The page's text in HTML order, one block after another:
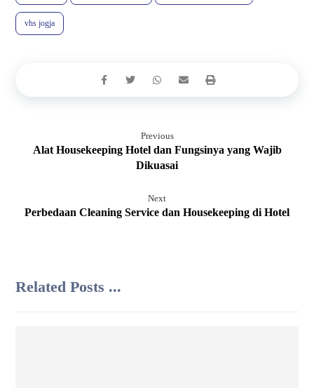
vhs jogja
Previous
Alat Housekeeping Hotel dan Fungsinya yang Wajib
Dikuasai
Next
Perbedaan Cleaning Service dan Housekeeping di Hotel
Related Posts ...